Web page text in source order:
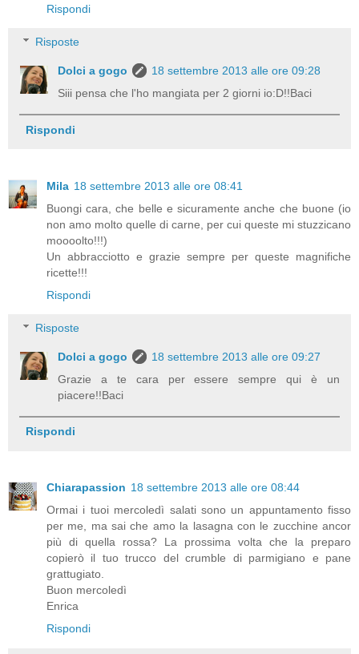
Rispondi
Risposte
Dolci a gogo
18 settembre 2013 alle ore 09:28
Siii pensa che l'ho mangiata per 2 giorni io:D!!Baci
Rispondi
Mila 18 settembre 2013 alle ore 08:41
Buongi cara, che belle e sicuramente anche che buone (io
non amo molto quelle di carne, per cui queste mi stuzzicano
moooolto!!!)
Un abbracciotto e grazie sempre per queste magnifiche
ricette!!!
Rispondi
Risposte
Dolci a gogo
18 settembre 2013 alle ore 09:27
Grazie a te cara per essere sempre qui è un
piacere!!Baci
Rispondi
Chiarapassion 18 settembre 2013 alle ore 08:44
Ormai i tuoi mercoledì salati sono un appuntamento fisso
per me, ma sai che amo la lasagna con le zucchine ancor
più di quella rossa? La prossima volta che la preparo
copierò il tuo trucco del crumble di parmigiano e pane
grattugiato.
Buon mercoledì
Enrica
Rispondi